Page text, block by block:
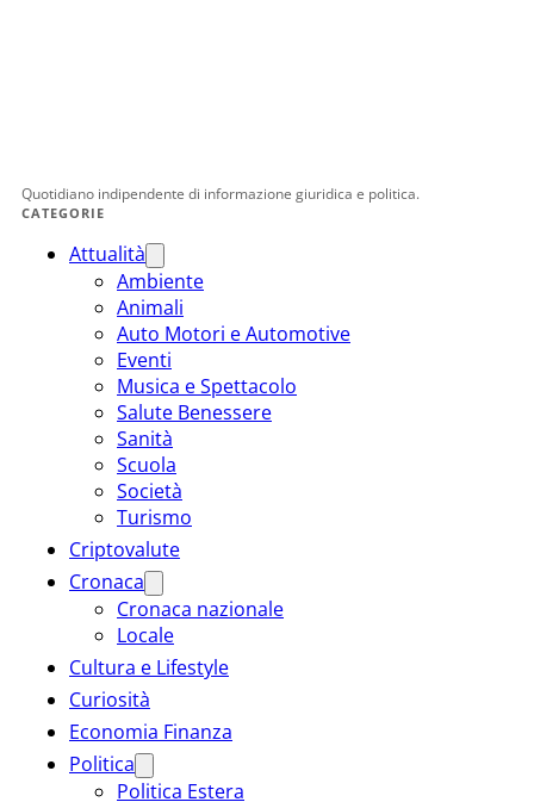
Quotidiano indipendente di informazione giuridica e politica.
CATEGORIE
Attualità
Ambiente
Animali
Auto Motori e Automotive
Eventi
Musica e Spettacolo
Salute Benessere
Sanità
Scuola
Società
Turismo
Criptovalute
Cronaca
Cronaca nazionale
Locale
Cultura e Lifestyle
Curiosità
Economia Finanza
Politica
Politica Estera